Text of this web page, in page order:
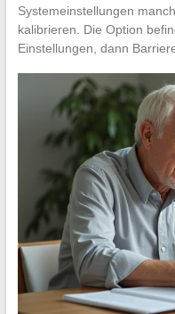
Systemeinstellungen
kalibrieren. Die Option
Einstellungen, dann